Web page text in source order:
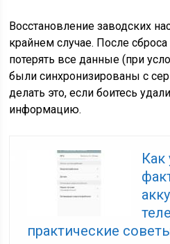
Восстановление заводских
крайнем случае. После
потерять все данные (при
были синхронизированы с
делать это, если боитесь
информацию.
Как
практические